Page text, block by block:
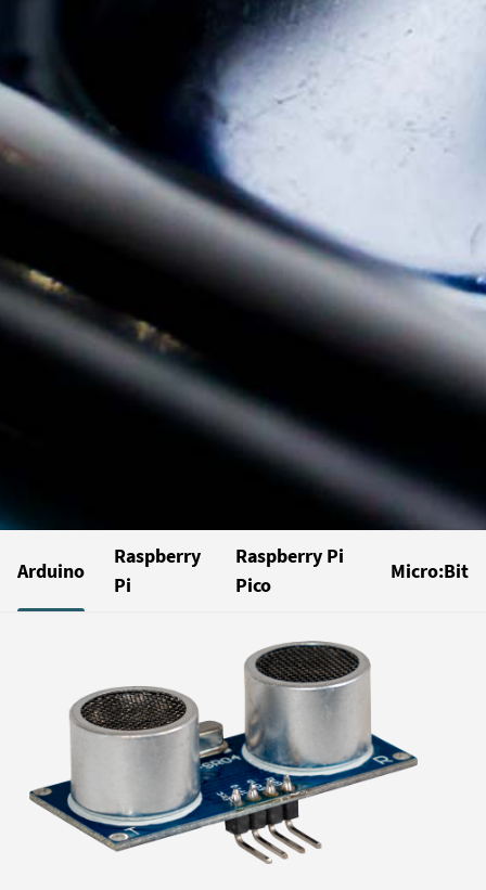
Arduino
Raspberry
Pi
Raspberry Pi
Pico
Micro:Bit